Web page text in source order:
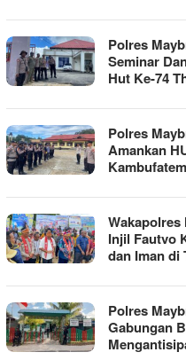
Polres
Seminar
Hut Ke-74
Polres
Amankan
Kambufatem
Wakapolres
Injil Fautvo
dan Iman di
Polres
Gabungan